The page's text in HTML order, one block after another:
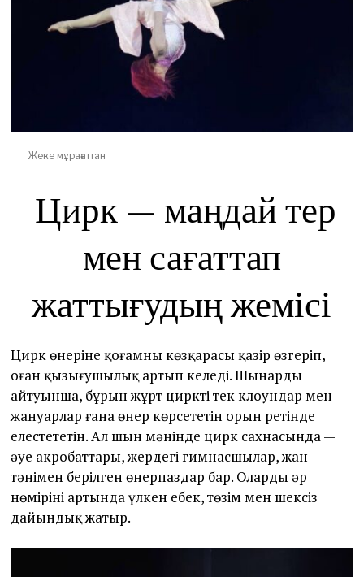
Жеке мұрағаттан
Цирк — маңдай тер
мен сағаттап
жаттығудың жемісі
Цирк өнеріне қоғамның көзқарасы қазір өзгеріп,
оған қызығушылық артып келеді. Шынардың
айтуынша, бұрын жұрт циркті тек клоундар мен
жануарлар ғана өнер көрсететін орын ретінде
елестететін. Ал шын мәнінде цирк сахнасында —
әуе акробаттары, жердегі гимнасшылар, жан-
тәнімен берілген өнерпаздар бар. Олардың әр
нөмірінің артында үлкен еңбек, төзім мен шексіз
дайындық жатыр.